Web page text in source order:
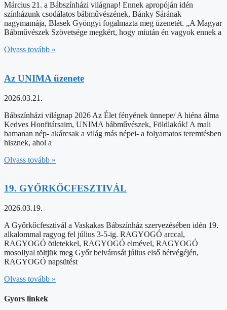
Március 21. a Bábszínházi világnap! Ennek apropóján idén
színházunk csodálatos bábművészének, Bánky Sárának
nagymamája, Blasek Gyöngyi fogalmazta meg üzenetét. „A Magyar
Bábművészek Szövetsége megkért, hogy miután én vagyok ennek a
Olvass tovább »
Az UNIMA üzenete
2026.03.21.
Bábszínházi világnap 2026 Az Élet fényének ünnepe/ A hiéna álma
Kedves Honfitársaim, UNIMA bábművészek, Földlakók! A mali
bamanan nép- akárcsak a világ más népei- a folyamatos teremtésben
hisznek, ahol a
Olvass tovább »
19. GYŐRKŐCFESZTIVÁL
2026.03.19.
A Győrkőcfesztivál a Vaskakas Bábszínház szervezésében idén 19.
alkalommal ragyog fel július 3-5-ig. RAGYOGÓ arccal,
RAGYOGÓ ötletekkel, RAGYOGÓ elmével, RAGYOGÓ
mosollyal töltjük meg Győr belvárosát július első hétvégéjén,
RAGYOGÓ napsütést
Olvass tovább »
Gyors linkek